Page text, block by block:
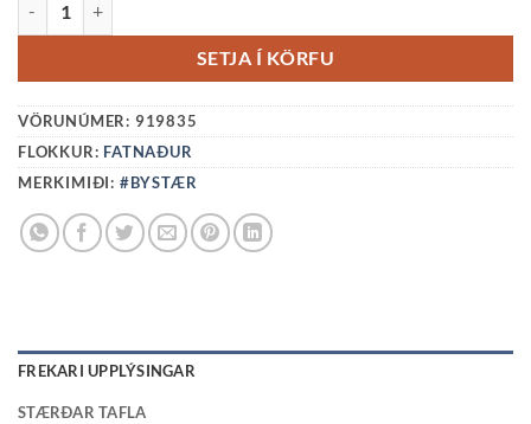
SETJA Í KÖRFU
VÖRUNÚMER: 919835
FLOKKUR: FATNAÐUR
MERKIMIÐI: #BYSTÆR
FREKARI UPPLÝSINGAR
STÆRÐAR TAFLA